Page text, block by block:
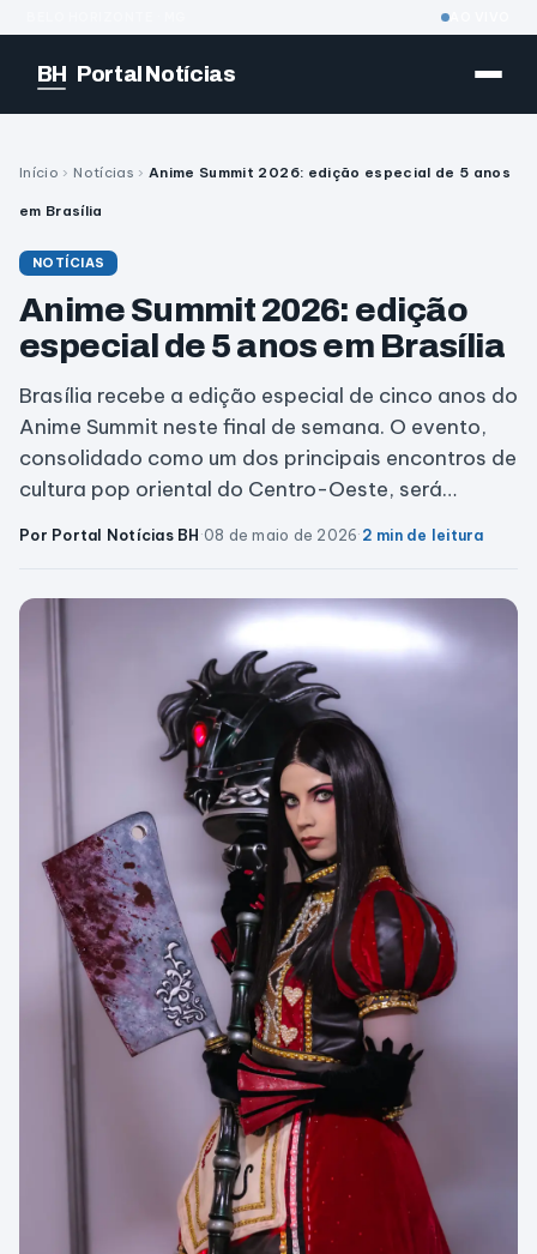
BH Portal Notícias
Início › Notícias › Anime Summit 2026: edição especial de 5 anos
em Brasília
NOTÍCIAS
Anime Summit 2026: edição
especial de 5 anos em Brasília
Brasília recebe a edição especial de cinco anos do
Anime Summit neste final de semana. O evento,
consolidado como um dos principais encontros de
cultura pop oriental do Centro-Oeste, será…
Por Portal Notícias BH·08 de maio de 2026·2 min de leitura